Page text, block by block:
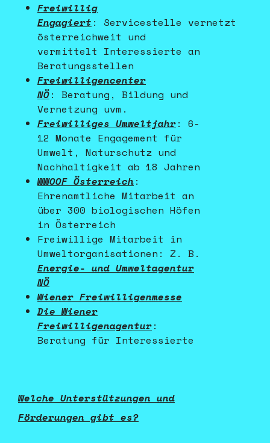
Freiwillig
Engagiert : Servicestelle vernetzt
österreichweit und
vermittelt Interessierte an
Beratungsstellen
Freiwilligencenter
NÖ: Beratung, Bildung und
Vernetzung uvm.
Freiwilliges Umweltjahr: 6-
12 Monate Engagement für
Umwelt, Naturschutz und
Nachhaltigkeit ab 18 Jahren
WWOOF Österreich:
Ehrenamtliche Mitarbeit an
über 300 biologischen Höfen
in Österreich
Freiwillige Mitarbeit in
Umweltorganisationen: Z. B.
Energie- und Umweltagentur
NÖ
Wiener Freiwilligenmesse
Die Wiener
Freiwilligenagentur:
Beratung für Interessierte
Welche Unterstützungen und
Förderungen gibt es?